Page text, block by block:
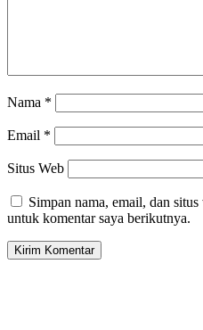
Nama *
Email *
Situs Web
Simpan nama, email, dan
untuk komentar saya berikutnya.